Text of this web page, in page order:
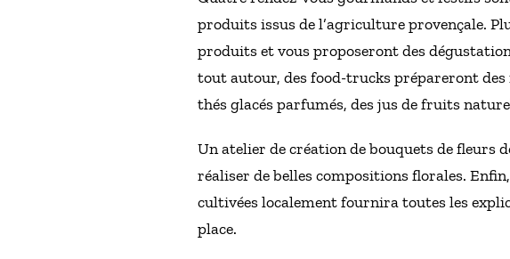
produits issus de l’agriculture provençale.
produits et vous proposeront des
tout autour, des food-trucks prépareront des
thés glacés parfumés, des jus de fruits
Un atelier de création de bouquets de fleurs
réaliser de belles compositions florales.
cultivées localement fournira toutes les
place.